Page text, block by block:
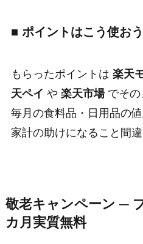
■ ポイントはこう使おう
もらったポイントは 楽天
天ペイ や 楽天市場でその
毎月の食料品・日用品の
家計の助けになること間違
敬老キャンペーン ─
カ月実質無料